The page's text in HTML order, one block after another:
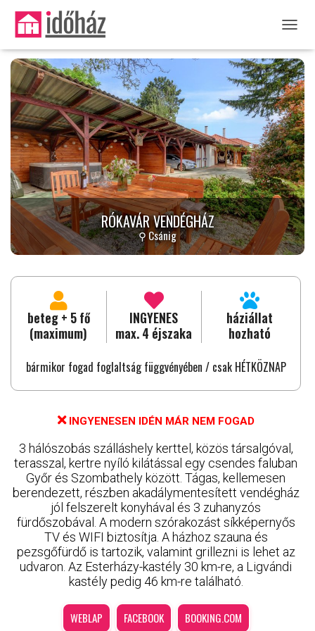
RÓKAVÁR VENDÉGHÁZ
⚲ Csánig
beteg + 5 fő
(maximum)
INGYENES
max. 4 éjszaka
háziállat
hozható
bármikor fogad foglaltság függvényében / csak HÉTKÖZNAP
INGYENESEN IDÉN MÁR NEM FOGAD
3 hálószobás szálláshely kerttel, közös társalgóval,
terasszal, kertre nyíló kilátással egy csendes faluban
Győr és Szombathely között. Tágas, kellemesen
berendezett, részben akadálymentesített vendégház
jól felszerelt konyhával és 3 zuhanyzós
fürdőszobával. A modern szórakozást síkképernyős
TV és WIFI biztosítja. A házhoz szauna és
pezsgőfürdő is tartozik, valamint grillezni is lehet az
udvaron. Az Esterházy-kastély 30 km-re, a Ligvándi
kastély pedig 46 km-re található.
WEBLAP FACEBOOK BOOKING.COM